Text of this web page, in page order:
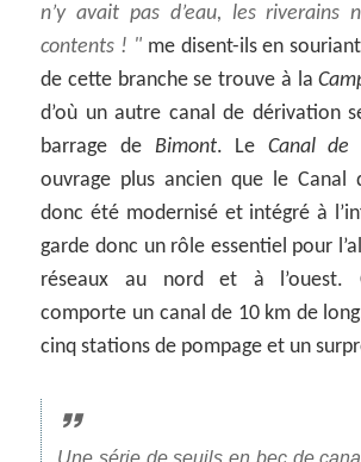
n’y avait pas d’eau, les riverains
contents !
me disent-ils en
de cette branche se trouve à la
d’où un autre canal de dérivation
barrage de Bimont. Le Canal de
ouvrage plus ancien que le Canal
donc été modernisé et intégré à
garde donc un rôle essentiel pour
réseaux au nord et à l’ouest.
comporte un canal de 10 km de
cinq stations de pompage et un
Une série de seuils en bec de